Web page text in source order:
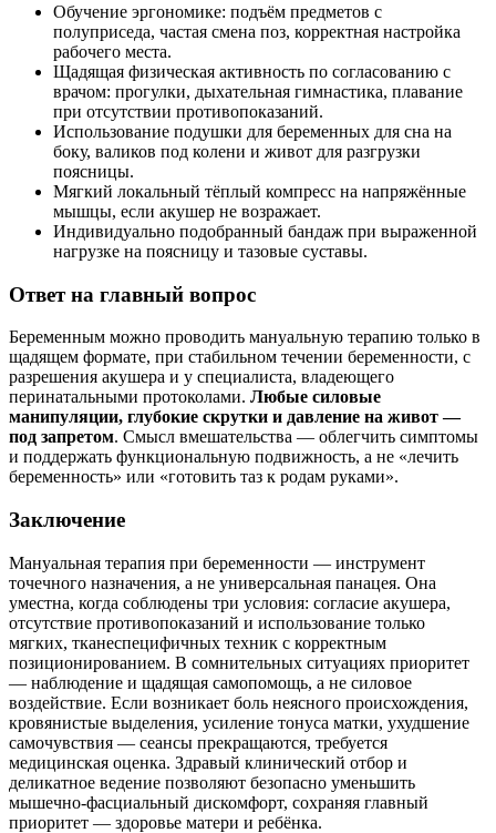
Обучение эргономике: подъём предметов с
полуприседа, частая смена поз, корректная настройка
рабочего места.
Щадящая физическая активность по согласованию с
врачом: прогулки, дыхательная гимнастика, плавание
при отсутствии противопоказаний.
Использование подушки для беременных для сна на
боку, валиков под колени и живот для разгрузки
поясницы.
Мягкий локальный тёплый компресс на напряжённые
мышцы, если акушер не возражает.
Индивидуально подобранный бандаж при выраженной
нагрузке на поясницу и тазовые суставы.
Ответ на главный вопрос
Беременным можно проводить мануальную терапию только в
щадящем формате, при стабильном течении беременности, с
разрешения акушера и у специалиста, владеющего
перинатальными протоколами. Любые силовые
манипуляции, глубокие скрутки и давление на живот —
под запретом. Смысл вмешательства — облегчить симптомы
и поддержать функциональную подвижность, а не «лечить
беременность» или «готовить таз к родам руками».
Заключение
Мануальная терапия при беременности — инструмент
точечного назначения, а не универсальная панацея. Она
уместна, когда соблюдены три условия: согласие акушера,
отсутствие противопоказаний и использование только
мягких, тканеспецифичных техник с корректным
позиционированием. В сомнительных ситуациях приоритет
— наблюдение и щадящая самопомощь, а не силовое
воздействие. Если возникает боль неясного происхождения,
кровянистые выделения, усиление тонуса матки, ухудшение
самочувствия — сеансы прекращаются, требуется
медицинская оценка. Здравый клинический отбор и
деликатное ведение позволяют безопасно уменьшить
мышечно‑фасциальный дискомфорт, сохраняя главный
приоритет — здоровье матери и ребёнка.